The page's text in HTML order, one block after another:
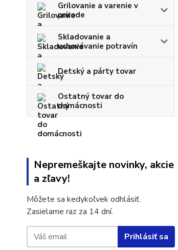
Grilovanie a varenie v
prírode
Skladovanie a
uchovávanie potravín
Detský a párty tovar
Ostatný tovar do
domácnosti
Nepremeškajte novinky, akcie
a zľavy!
Môžete sa kedykoľvek odhlásiť.
Zasielame raz za 14 dní.
Prihlásiť sa